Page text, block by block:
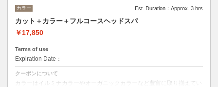
カラー Est. Duration：Approx. 3 hrs
カット＋カラー＋フルコースヘッドスパ
￥17,850
Terms of use
Expiration Date：
クーポンについて
カラーはイルミナカラーやオーガニックカラーなど豊富に取り揃えてい